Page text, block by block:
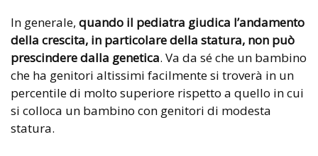
In generale, quando il pediatra giudica l’andamento
della crescita, in particolare della statura, non può
prescindere dalla genetica. Va da sé che un bambino
che ha genitori altissimi facilmente si troverà in un
percentile di molto superiore rispetto a quello in cui
si colloca un bambino con genitori di modesta
statura.